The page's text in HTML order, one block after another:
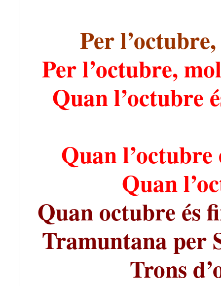
Per
Per l’octubre,
Quan l’octubre
Quan
Quan
Quan octubre és
Tramuntana per
Trons